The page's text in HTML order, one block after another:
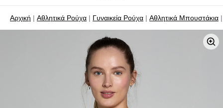
Αρχική Αθλητικά Ρούχα Γυναικεία Ρούχα Αθλητικά Μπουστάκια